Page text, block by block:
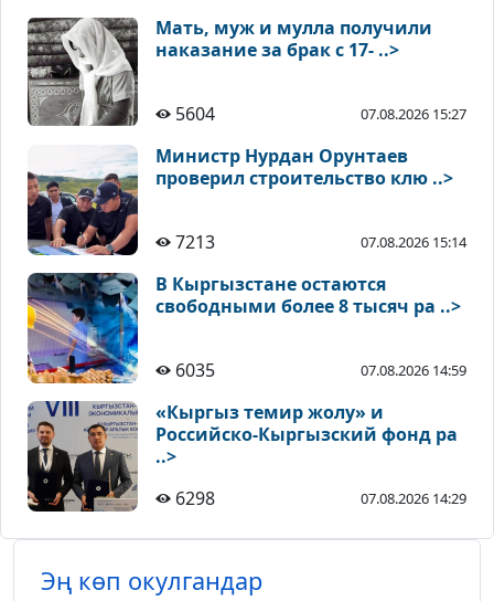
Мать, муж и мулла получили
наказание за брак с 17- ..>
5604 07.08.2026 15:27
Министр Нурдан Орунтаев
проверил строительство клю ..>
7213 07.08.2026 15:14
В Кыргызстане остаются
свободными более 8 тысяч ра ..>
6035 07.08.2026 14:59
«Кыргыз темир жолу» и
Российско-Кыргызский фонд ра
..>
6298
07.08.2026 14:29
Эң көп окулгандар